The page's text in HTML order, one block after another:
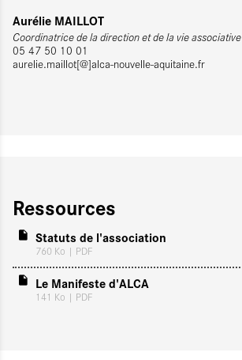
Aurélie MAILLOT
Coordinatrice de la direction et de la vie associative
05 47 50 10 01
aurelie.maillot[@]alca-nouvelle-aquitaine.fr
Ressources
Statuts de l'association
760 Ko | PDF
Le Manifeste d'ALCA
141 Ko | PDF